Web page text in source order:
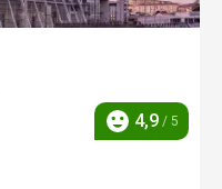
Ocena
4,9 / 5